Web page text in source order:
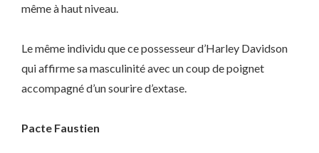
même à haut niveau.
Le même individu que ce possesseur d’Harley Davidson
qui affirme sa masculinité avec un coup de poignet
accompagné d’un sourire d’extase.
Pacte Faustien